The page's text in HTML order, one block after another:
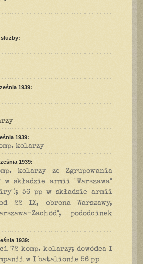
1939:
1939:
kolarzy
1939:
kolarzy ze Zgrupowania
w składzie armii "Warszawa"
56 pp w składzie armii
22 IX, obrona Warszawy,
Zachód", pododcinek
1939:
72 komp. kolarzy; dowódca I
w I batalionie 56 pp